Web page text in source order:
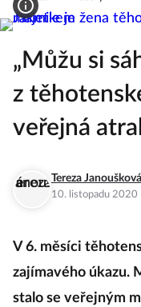
„Můžu si
z
veřejná
Tereza Janoušková
10. listopadu 2020
V 6. měsíci
zajímavého úkazu.
stalo se veřejným